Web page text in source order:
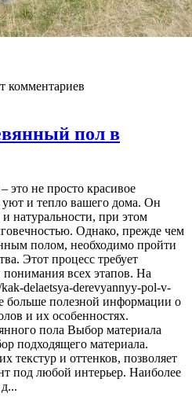
комментариев
пол в
это не просто красивое
и тепло вашего дома. Он
натуральности, при этом
Однако, прежде чем
полом, необходимо пройти
Этот процесс требует
всех этапов. На
delaetsya-derevyannyy-pol-v-
больше полезной информации о
и их особенностях.
пола Выбор материала
подходящего материала.
текстур и оттенков, позволяет
под любой интерьер. Наиболее